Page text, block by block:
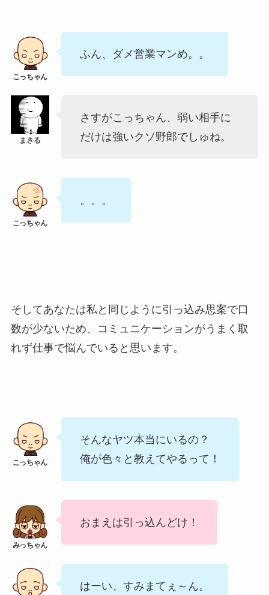
ふん、ダメ営業マンめ。。
さすがこっちゃん、弱い相手に
だけは強いクソ野郎でしゅね。
。。。
そしてあなたは私と同じように引っ込み思案で口
数が少ないため、コミュニケーションがうまく取
れず仕事で悩んでいると思います。
そんなヤツ本当にいるの？
俺が色々と教えてやるって！
おまえは引っ込んどけ！
はーい、すみまてぇ～ん。